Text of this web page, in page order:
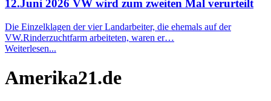
12.Juni 2026 VW wird zum zweiten Mal verurteilt
Die Einzelklagen der vier Landarbeiter, die ehemals auf der
VW.Rinderzuchtfarm arbeiteten, waren er…
Weiterlesen...
Amerika21.de